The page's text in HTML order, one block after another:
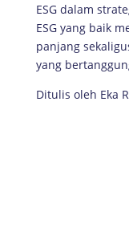
ESG dalam
ESG yang baik
panjang
yang
Ditulis oleh Eka